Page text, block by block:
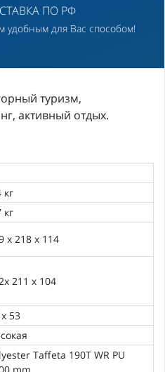
ПО РФ
для Вас способом!
туризм,
активный отдых.
кг
кг
х 218 х 114
211 x 104
53
Taffeta 190T WR PU